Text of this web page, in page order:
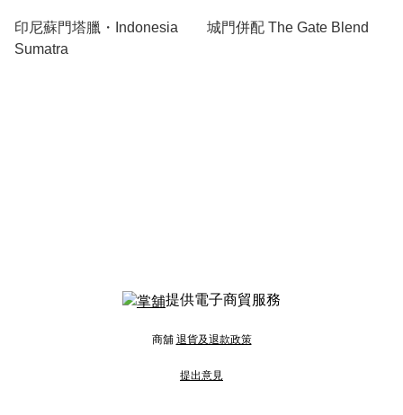
印尼蘇門塔臘・Indonesia
Sumatra
城門併配 The Gate Blend
提供電子商貿服務
商舖 退貨及退款政策
提出意見